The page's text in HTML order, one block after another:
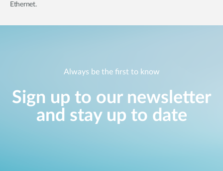
Ethernet.
Always be the first to know
Sign up to our newsletter
and stay up to date